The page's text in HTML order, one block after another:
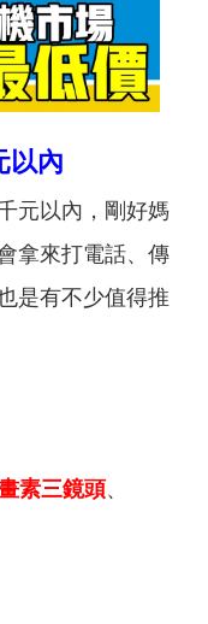
以內
以內，剛好媽
拿來打電話、傳
是有不少值得推
素三鏡頭、